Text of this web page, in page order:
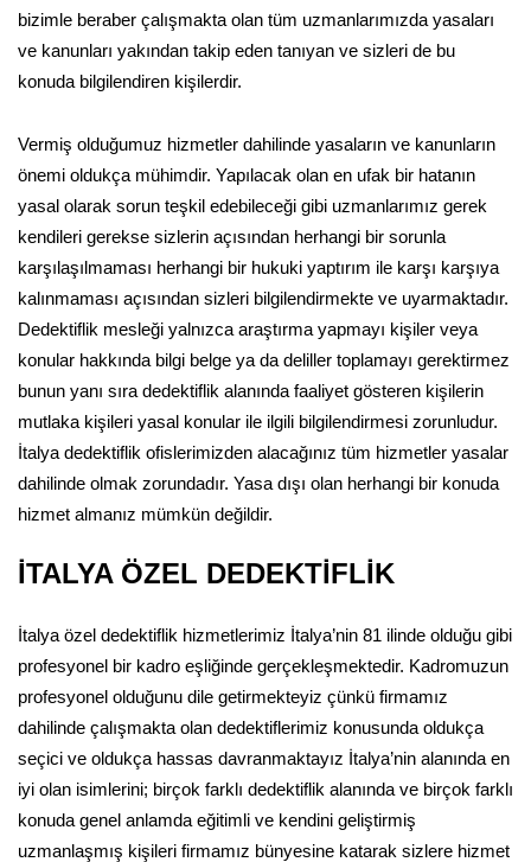
bizimle beraber çalışmakta olan tüm uzmanlarımızda yasaları
ve kanunları yakından takip eden tanıyan ve sizleri de bu
konuda bilgilendiren kişilerdir.
Vermiş olduğumuz hizmetler dahilinde yasaların ve kanunların
önemi oldukça mühimdir. Yapılacak olan en ufak bir hatanın
yasal olarak sorun teşkil edebileceği gibi uzmanlarımız gerek
kendileri gerekse sizlerin açısından herhangi bir sorunla
karşılaşılmaması herhangi bir hukuki yaptırım ile karşı karşıya
kalınmaması açısından sizleri bilgilendirmekte ve uyarmaktadır.
Dedektiflik mesleği yalnızca araştırma yapmayı kişiler veya
konular hakkında bilgi belge ya da deliller toplamayı gerektirmez
bunun yanı sıra dedektiflik alanında faaliyet gösteren kişilerin
mutlaka kişileri yasal konular ile ilgili bilgilendirmesi zorunludur.
İtalya dedektiflik ofislerimizden alacağınız tüm hizmetler yasalar
dahilinde olmak zorundadır. Yasa dışı olan herhangi bir konuda
hizmet almanız mümkün değildir.
İTALYA ÖZEL DEDEKTİFLİK
İtalya özel dedektiflik hizmetlerimiz İtalya’nin 81 ilinde olduğu gibi
profesyonel bir kadro eşliğinde gerçekleşmektedir. Kadromuzun
profesyonel olduğunu dile getirmekteyiz çünkü firmamız
dahilinde çalışmakta olan dedektiflerimiz konusunda oldukça
seçici ve oldukça hassas davranmaktayız İtalya’nin alanında en
iyi olan isimlerini; birçok farklı dedektiflik alanında ve birçok farklı
konuda genel anlamda eğitimli ve kendini geliştirmiş
uzmanlaşmış kişileri firmamız bünyesine katarak sizlere hizmet